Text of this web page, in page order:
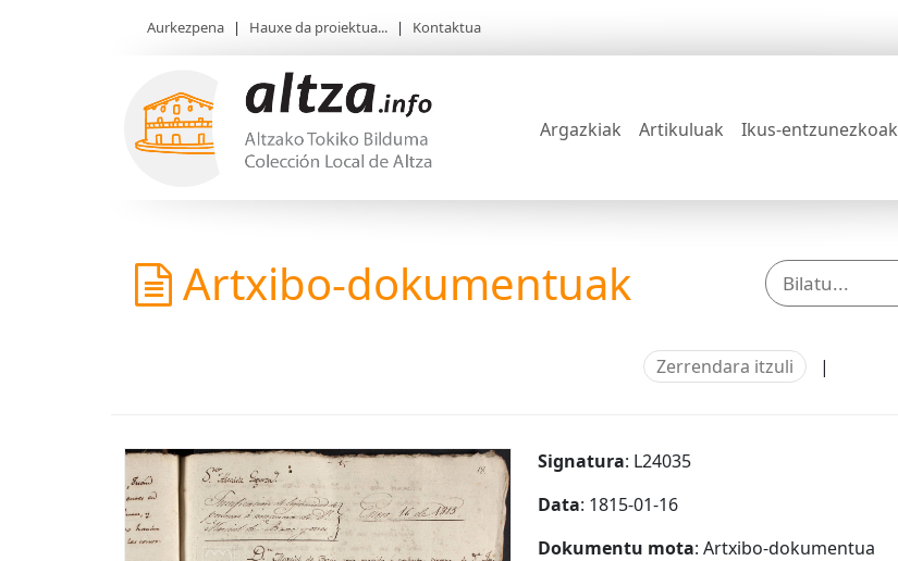
Aurkezpena | Hauxe da proiektua... | Kontaktua
Argazkiak Artikuluak Ikus-entzunezkoak
Artxibo-dokumentuak
Zerrendara itzuli |
Signatura: L24035
Data: 1815-01-16
Dokumentu mota: Artxibo-dokumentua